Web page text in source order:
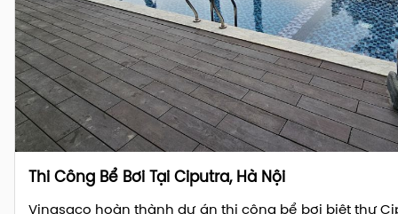
Thi Công Bể Bơi Tại Ciputra, Hà Nội
Vinasaco hoàn thành dự án thi công bể bơi biệt thự